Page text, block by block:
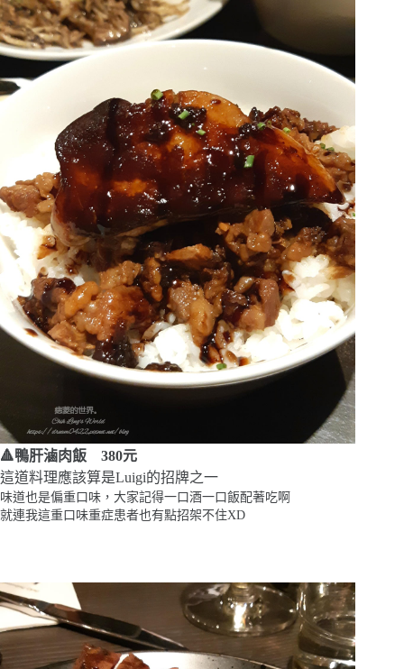
🔺鴨肝滷肉飯 380元
這道料理應該算是Luigi的招牌之一
味道也是偏重口味，大家記得一口酒一口飯配著吃啊
就連我這重口味重症患者也有點招架不住XD